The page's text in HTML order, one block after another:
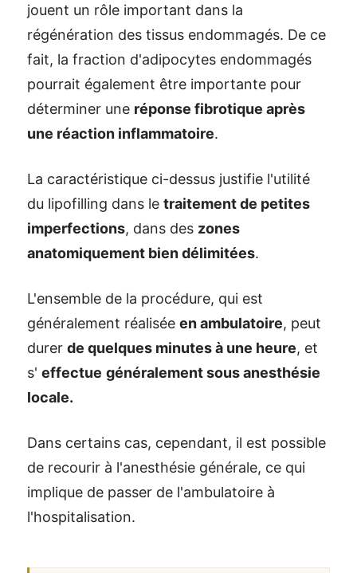
jouent un rôle important dans la
régénération des tissus endommagés. De ce
fait, la fraction d'adipocytes endommagés
pourrait également être importante pour
déterminer une réponse fibrotique après
une réaction inflammatoire.
La caractéristique ci-dessus justifie l'utilité
du lipofilling dans le traitement de petites
imperfections, dans des zones
anatomiquement bien délimitées.
L'ensemble de la procédure, qui est
généralement réalisée en ambulatoire, peut
durer de quelques minutes à une heure, et
s' effectue généralement sous anesthésie
locale.
Dans certains cas, cependant, il est possible
de recourir à l'anesthésie générale, ce qui
implique de passer de l'ambulatoire à
l'hospitalisation.